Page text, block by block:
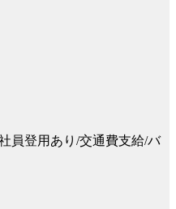
員登用あり/交通費支給/バ